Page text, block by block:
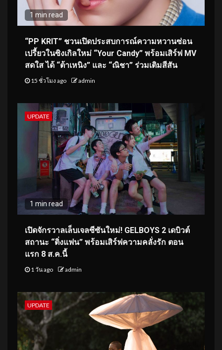
1 min read
“PP KRIT” ชวนเปิดประสบการณ์ความหวานซ่อน
เปรี้ยวในซิงเกิลใหม่ “Your Candy” พร้อมเสิร์ฟ MV
สดใส ได้ “ต้าเหนิง” และ “ณิชา” ร่วมเติมสีสัน
15 ชั่วโมง ago admin
UPDATE
1 min read
เปิดจักรวาลเล็บเจลซีซันใหม่! GELBOYS 2 เดบิวต์
สถานะ “ติ่งแฟน” พร้อมเสิร์ฟความคลั่งรัก ตอน
แรก 8 ส.ค.นี้
1 วัน ago admin
UPDATE